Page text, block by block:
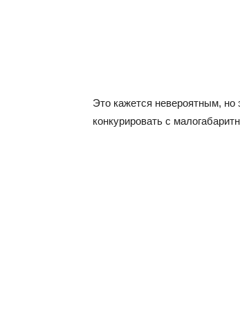
Это кажется невероятным,
конкурировать с